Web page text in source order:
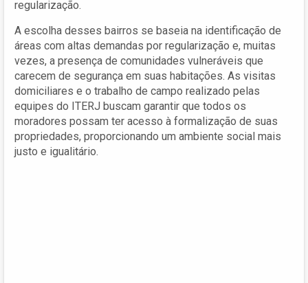
regularização.
A escolha desses bairros se baseia na identificação de
áreas com altas demandas por regularização e, muitas
vezes, a presença de comunidades vulneráveis que
carecem de segurança em suas habitações. As visitas
domiciliares e o trabalho de campo realizado pelas
equipes do ITERJ buscam garantir que todos os
moradores possam ter acesso à formalização de suas
propriedades, proporcionando um ambiente social mais
justo e igualitário.